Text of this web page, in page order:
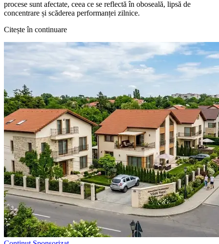
procese sunt afectate, ceea ce se reflectă în oboseală, lipsă de
concentrare și scăderea performanței zilnice.
Citește în continuare